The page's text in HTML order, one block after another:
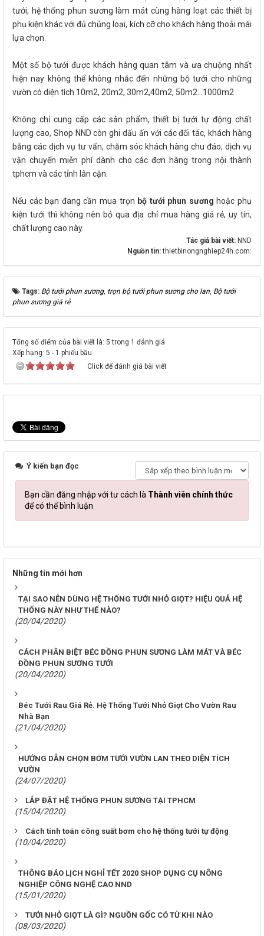
tưới, hệ thống phun sương làm mát cùng hàng loạt các thiết bị
phụ kiện khác với đủ chủng loại, kích cỡ cho khách hàng thoải mái
lựa chọn.
Một số bộ tưới được khách hàng quan tâm và ưa chuộng nhất
hiện nay không thể không nhắc đến những bộ tưới cho những
vườn có diện tích 10m2, 20m2, 30m2,40m2, 50m2…1000m2
Không chỉ cung cấp các sản phẩm, thiết bị tưới tự động chất
lượng cao, Shop NND còn ghi dấu ấn với các đối tác, khách hàng
bằng các dịch vụ tư vấn, chăm sóc khách hàng chu đáo, dịch vụ
vận chuyển miễn phí dành cho các đơn hàng trong nội thành
tphcm và các tỉnh lân cận.
Nếu các bạn đang cần mua trọn bộ tưới phun sương hoặc phụ
kiện tưới thì không nên bỏ qua địa chỉ mua hàng giá rẻ, uy tín,
chất lượng cao này.
Tác giả bài viết: NND
Nguồn tin:thietbinongnghiep24h.com:
Tags: Bộ tưới phun sương, trọn bộ tưới phun sương cho lan, Bộ tưới
phun sương giá rẻ
Tổng số điểm của bài viết là: 5 trong 1 đánh giá
Xếp hạng: 5 - 1 phiếu bầu
Click để đánh giá bài viết
Ý kiến bạn đọc
Bạn cần đăng nhập với tư cách là Thành viên chính thức
để có thể bình luận
Những tin mới hơn
TẠI SAO NÊN DÙNG HỆ THỐNG TƯỚI NHỎ GIỌT? HIỆU QUẢ HỆ
THỐNG NÀY NHƯ THẾ NÀO?
(20/04/2020)
CÁCH PHÂN BIỆT BÉC ĐỒNG PHUN SƯƠNG LÀM MÁT VÀ BÉC
ĐỒNG PHUN SƯƠNG TƯỚI
(20/04/2020)
Béc Tưới Rau Giá Rẻ. Hệ Thống Tưới Nhỏ Giọt Cho Vườn Rau
Nhà Bạn
(21/04/2020)
HƯỚNG DẪN CHỌN BƠM TƯỚI VƯỜN LAN THEO DIỆN TÍCH
VƯỜN
(24/07/2020)
LẮP ĐẶT HỆ THỐNG PHUN SƯƠNG TẠI TPHCM
(15/04/2020)
Cách tính toán công suất bơm cho hệ thống tưới tự động
(10/04/2020)
THÔNG BÁO LỊCH NGHỈ TẾT 2020 SHOP DỤNG CỤ NÔNG
NGHIỆP CÔNG NGHỆ CAO NND
(15/01/2020)
TƯỚI NHỎ GIỌT LÀ GÌ? NGUỒN GỐC CÓ TỪ KHI NÀO
(08/03/2020)